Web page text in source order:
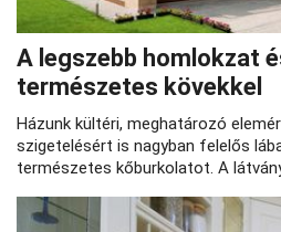
A legszebb homlokzat
természetes kövekkel
Házunk kültéri, meghatározó
szigetelésért is nagyban felelős
természetes kőburkolatot. A